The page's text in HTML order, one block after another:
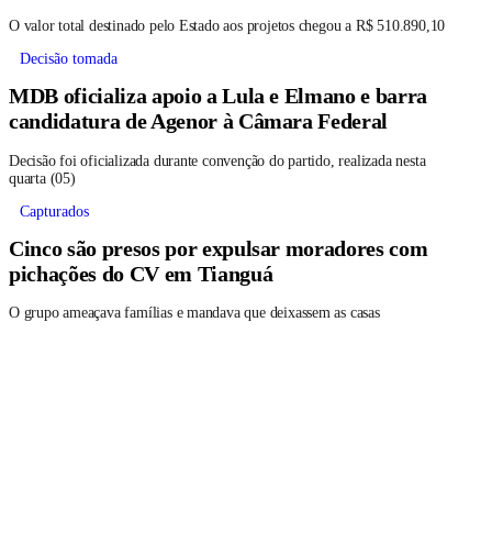
O valor total destinado pelo Estado aos projetos chegou a R$ 510.890,10
Decisão tomada
MDB oficializa apoio a Lula e Elmano e barra
candidatura de Agenor à Câmara Federal
Decisão foi oficializada durante convenção do partido, realizada nesta
quarta (05)
Capturados
Cinco são presos por expulsar moradores com
pichações do CV em Tianguá
O grupo ameaçava famílias e mandava que deixassem as casas